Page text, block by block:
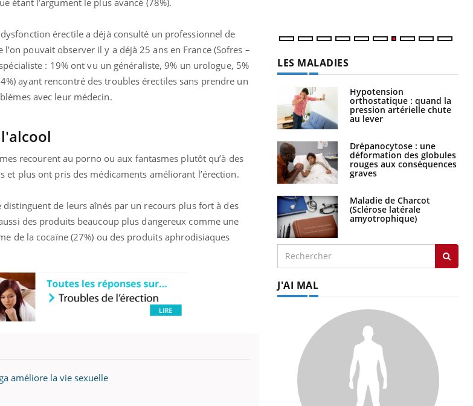
érectile a déjà consulté un professionnel de
pouvait observer il y a déjà 25 ans en France (Sofres –
: 19% ont vu un généraliste, 9% un urologue, 5%
ayant rencontré des troubles érectiles sans prendre un
avec leur médecin.
recourent au porno ou aux fantasmes plutôt qu’à des
et plus ont pris des médicaments améliorant l’érection.
de leurs aînés par un recours plus fort à des
des produits beaucoup plus dangereux comme une
de la cocaïne (27%) ou des produits aphrodisiaques
améliore la vie sexuelle
LES MALADIES
Hypotension
orthostatique : quand la
pression artérielle chute
au lever
Drépanocytose : une
déformation des globules
rouges aux conséquences
graves
Maladie de Charcot
(Sclérose latérale
amyotrophique)
J'AI MAL